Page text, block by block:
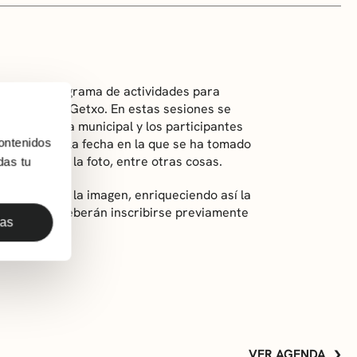
tu
del programa de actividades para
de Getxo. En estas sesiones se
la biblioteca municipal y los participantes
como la fecha en la que se ha tomado
ha hecho la foto, entre otras cosas.
sobre la imagen, enriqueciendo así la
as deberán inscribirse previamente